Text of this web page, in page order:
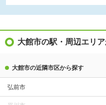
大館市の駅・周辺エリ
大館市の近隣市区から探す
弘前市